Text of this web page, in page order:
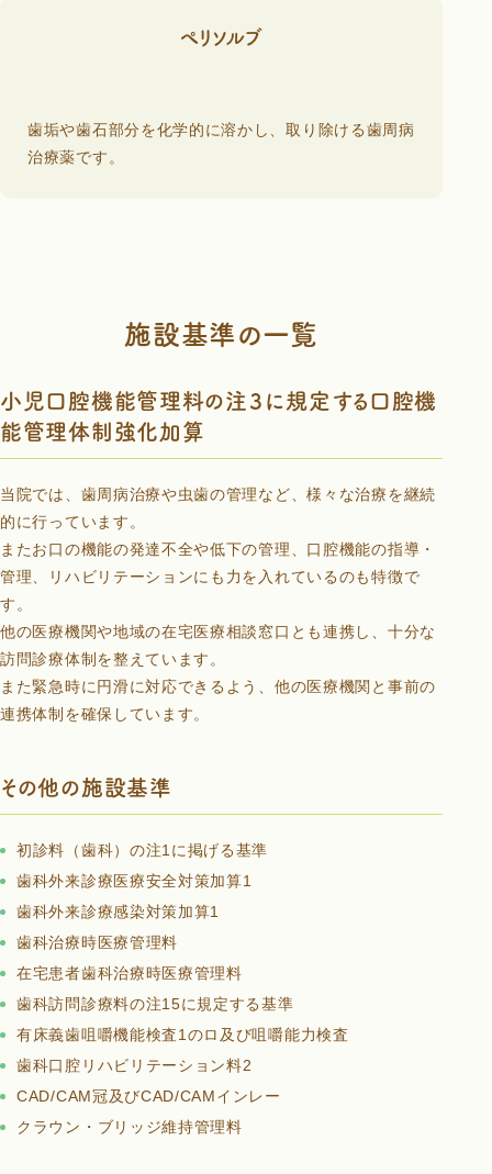
ぺリソルブ
歯垢や歯石部分を化学的に溶かし、取り除ける歯周病
治療薬です。
施設基準の一覧
小児口腔機能管理料の注３に規定する口腔機
能管理体制強化加算
当院では、歯周病治療や虫歯の管理など、様々な治療を継続
的に行っています。
またお口の機能の発達不全や低下の管理、口腔機能の指導・
管理、リハビリテーションにも力を入れているのも特徴で
す。
他の医療機関や地域の在宅医療相談窓口とも連携し、十分な
訪問診療体制を整えています。
また緊急時に円滑に対応できるよう、他の医療機関と事前の
連携体制を確保しています。
その他の施設基準
初診料（歯科）の注1に掲げる基準
歯科外来診療医療安全対策加算1
歯科外来診療感染対策加算1
歯科治療時医療管理料
在宅患者歯科治療時医療管理料
歯科訪問診療料の注15に規定する基準
有床義歯咀嚼機能検査1のロ及び咀嚼能力検査
歯科口腔リハビリテーション料2
CAD/CAM冠及びCAD/CAMインレー
クラウン・ブリッジ維持管理料